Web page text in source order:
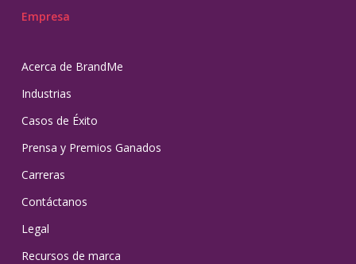
Empresa
Acerca de BrandMe
Industrias
Casos de Éxito
Prensa y Premios Ganados
Carreras
Contáctanos
Legal
Recursos de marca